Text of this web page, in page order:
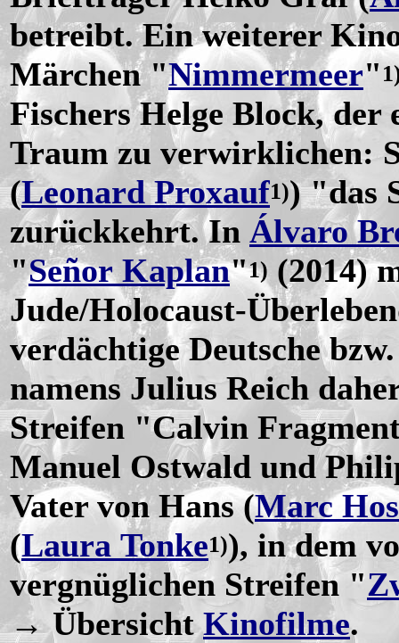
betreibt. Ein weiterer
Märchen "Nimmermeer"
Fischers Helge Block, der
Traum zu verwirklichen:
(Leonard Proxauf1)) "das
zurückkehrt. In Álvaro
"Señor Kaplan"1) (2014)
Jude/Holocaust-
verdächtige Deutsche
namens Julius Reich
Streifen "Calvin
Manuel Ostwald und
Vater von Hans (Marc
(Laura Tonke1)), in dem
vergnüglichen Streifen "
→ ÜbersichtKinofilme.